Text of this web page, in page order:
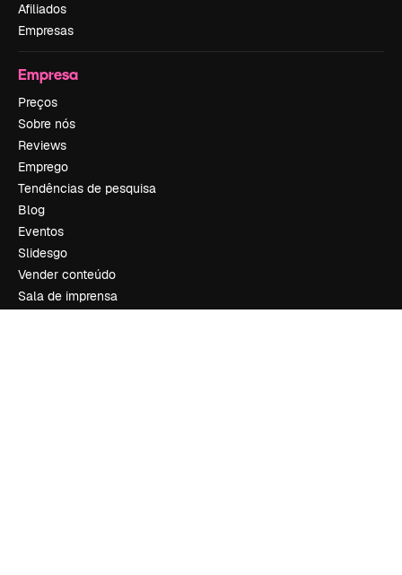
Afiliados
Empresas
Empresa
Preços
Sobre nós
Reviews
Emprego
Tendências de pesquisa
Blog
Eventos
Slidesgo
Vender conteúdo
Sala de imprensa